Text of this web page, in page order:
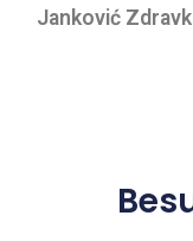
Janković